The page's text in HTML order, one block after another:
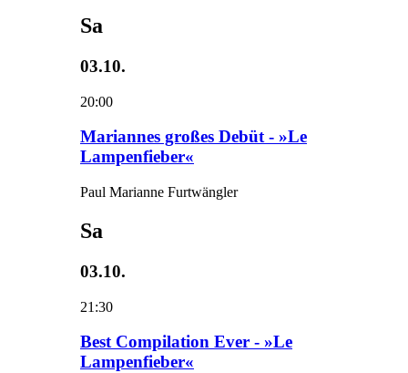
Sa
03.10.
20:00
Mariannes großes Debüt - »Le
Lampenfieber«
Paul Marianne Furtwängler
Sa
03.10.
21:30
Best Compilation Ever - »Le
Lampenfieber«